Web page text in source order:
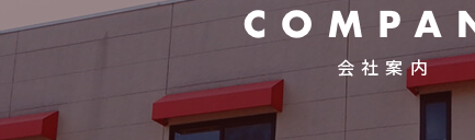
会社案内